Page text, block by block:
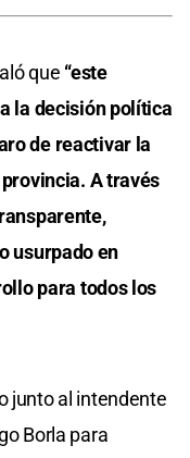
que “este
la decisión política
de reactivar la
A través
usurpado en
para todos los
junto al intendente
Borla para